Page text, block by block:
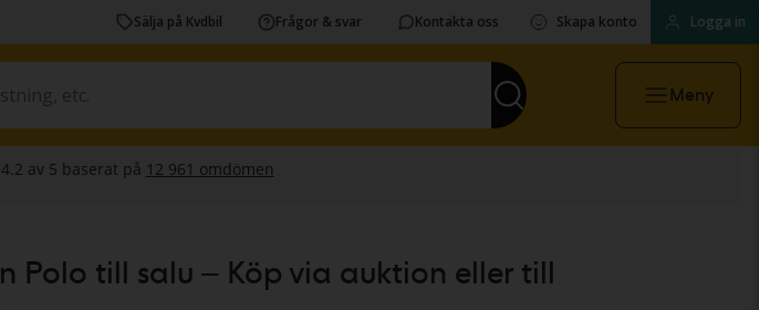
Sälja på Kvdbil Frågor & svar Kontakta oss Skapa konto Logga in
Meny
Polo till salu – Köp via auktion eller till